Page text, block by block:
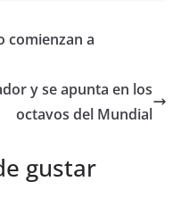
comienzan a
y se apunta en los
octavos del Mundial
gustar